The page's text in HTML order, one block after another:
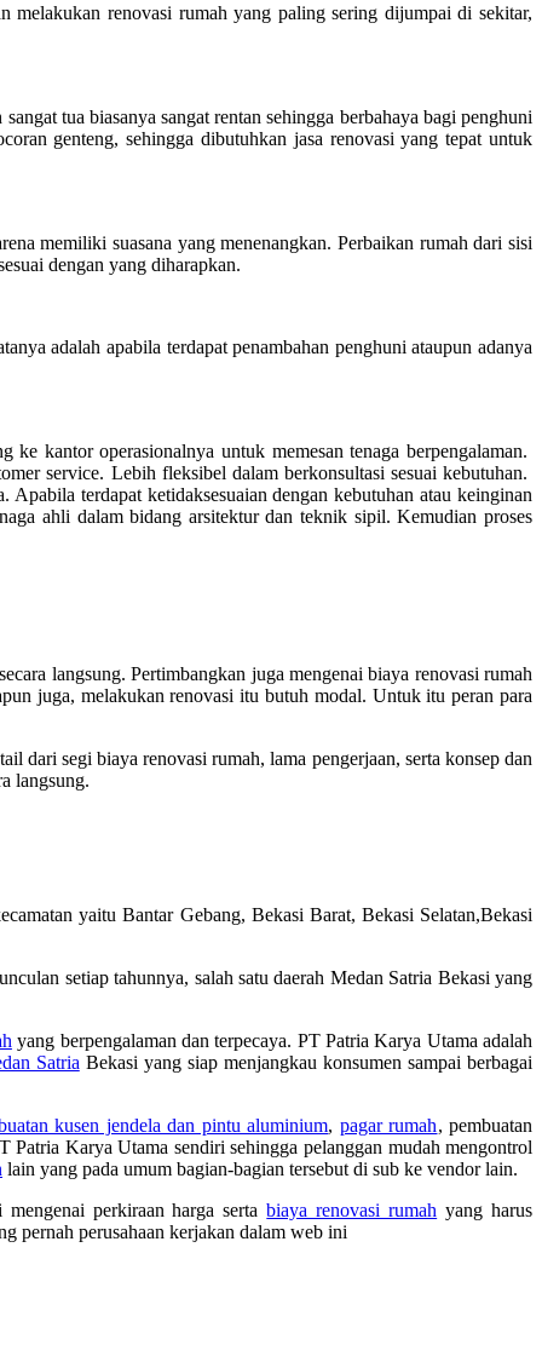
melakukan renovasi rumah yang paling sering dijumpai di sekitar,
tua biasanya sangat rentan sehingga berbahaya bagi penghuni
genteng, sehingga dibutuhkan jasa renovasi yang tepat untuk
memiliki suasana yang menenangkan. Perbaikan rumah dari sisi
dengan yang diharapkan.
adalah apabila terdapat penambahan penghuni ataupun adanya
kantor operasionalnya untuk memesan tenaga berpengalaman.
service. Lebih fleksibel dalam berkonsultasi sesuai kebutuhan.
terdapat ketidaksesuaian dengan kebutuhan atau keinginan
ahli dalam bidang arsitektur dan teknik sipil. Kemudian proses
langsung. Pertimbangkan juga mengenai biaya renovasi rumah
juga, melakukan renovasi itu butuh modal. Untuk itu peran para
dari segi biaya renovasi rumah, lama pengerjaan, serta konsep dan
langsung.
yaitu Bantar Gebang, Bekasi Barat, Bekasi Selatan,Bekasi
setiap tahunnya, salah satu daerah Medan Satria Bekasi yang
yang berpengalaman dan terpecaya. PT Patria Karya Utama adalah
Satria Bekasi yang siap menjangkau konsumen sampai berbagai
kusen jendela dan pintu aluminium, pagar rumah, pembuatan
Patria Karya Utama sendiri sehingga pelanggan mudah mengontrol
lain yang pada umum bagian-bagian tersebut di sub ke vendor lain.
mengenai perkiraan harga sertabiaya renovasi rumah yang harus
pernah perusahaan kerjakan dalam web ini